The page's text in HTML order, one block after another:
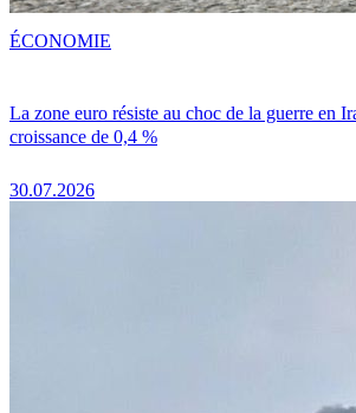
La zone euro résiste au choc de la guerre en
croissance de 0,4 %
30.07.2026
ÉCONOMIE